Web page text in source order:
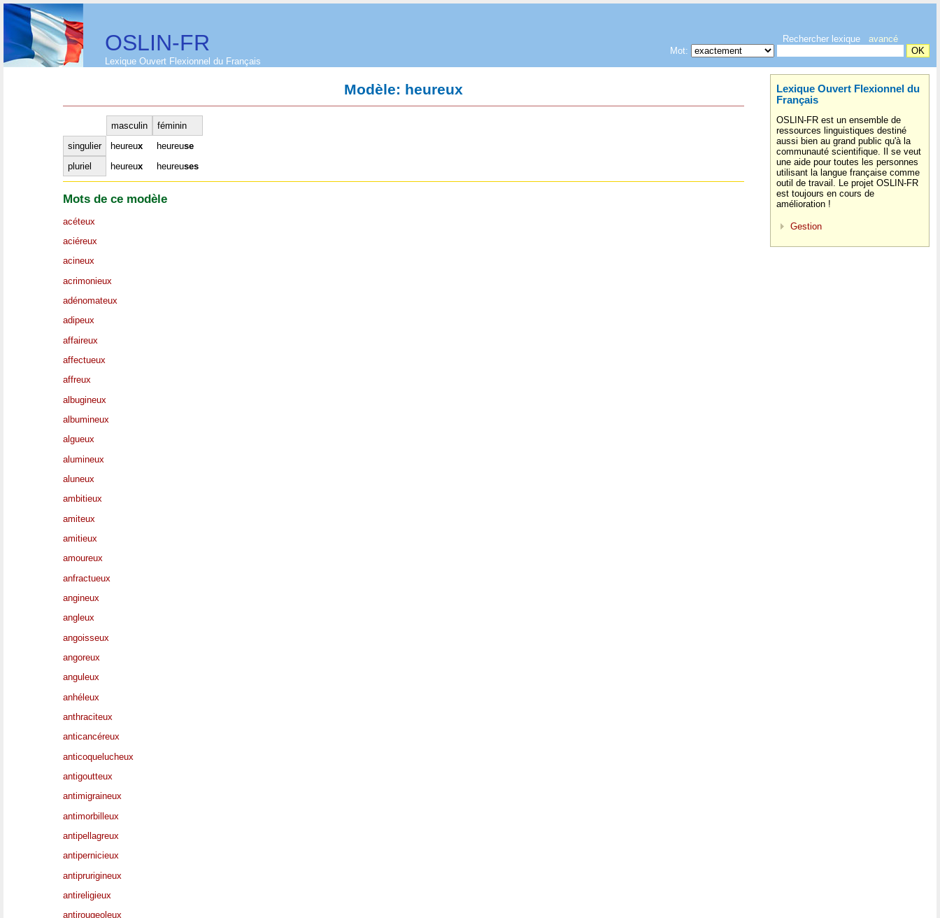
OSLIN-FR
Lexique Ouvert Flexionnel du Français
Rechercher lexique avancé
Mot:
Modèle: heureux
masculin
féminin
singulier
heureux heureuse
pluriel
heureux heureuses
Mots de ce modèle
acéteux
aciéreux
acineux
acrimonieux
adénomateux
adipeux
affaireux
affectueux
affreux
albugineux
albumineux
algueux
alumineux
aluneux
ambitieux
amiteux
amitieux
amoureux
anfractueux
angineux
angleux
angoisseux
angoreux
anguleux
anhéleux
anthraciteux
anticancéreux
anticoquelucheux
antigoutteux
antimigraineux
antimorbilleux
antipellagreux
antipernicieux
antiprurigineux
antireligieux
antirougeoleux
Lexique Ouvert Flexionnel du
Français
OSLIN-FR est un ensemble de
ressources linguistiques destiné
aussi bien au grand public qu'à la
communauté scientifique. Il se veut
une aide pour toutes les personnes
utilisant la langue française comme
outil de travail. Le projet OSLIN-FR
est toujours en cours de
amélioration !
Gestion